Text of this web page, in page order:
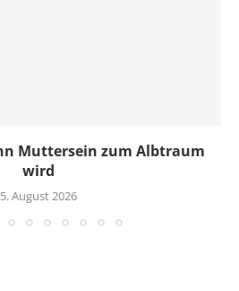
Muttersein zum Albtraum
wird
5. August 2026